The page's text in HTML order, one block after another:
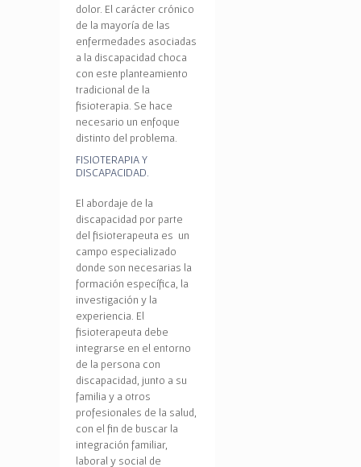
dolor. El carácter crónico
de la mayoría de las
enfermedades asociadas
a la discapacidad choca
con este planteamiento
tradicional de la
fisioterapia. Se hace
necesario un enfoque
distinto del problema.
FISIOTERAPIA Y
DISCAPACIDAD.
El abordaje de la
discapacidad por parte
del fisioterapeuta es un
campo especializado
donde son necesarias la
formación específica, la
investigación y la
experiencia. El
fisioterapeuta debe
integrarse en el entorno
de la persona con
discapacidad, junto a su
familia y a otros
profesionales de la salud,
con el fin de buscar la
integración familiar,
laboral y social de